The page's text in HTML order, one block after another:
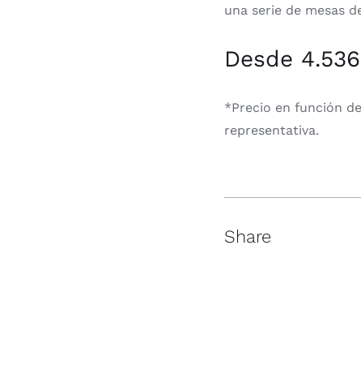
una serie de mesas
Desde
*Precio en función
representativa.
Share